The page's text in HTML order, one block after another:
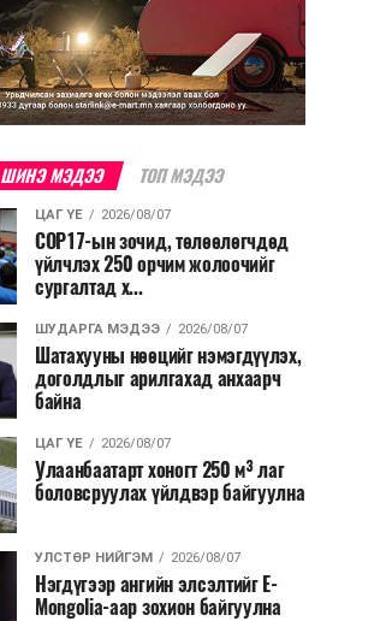
ШИНЭ МЭДЭЭ ТОП МЭДЭЭ
ЦАГ ҮЕ 2026/08/07
COP17-ын зочид, төлөөлөгчдөд
үйлчлэх 250 орчим жолоочийг
сургалтад х...
ШУДАРГА МЭДЭЭ 2026/08/07
Шатахууны нөөцийг нэмэгдүүлэх,
доголдлыг арилгахад анхаарч
байна
ЦАГ ҮЕ 2026/08/07
Улаанбаатарт хоногт 250 м³ лаг
боловсруулах үйлдвэр байгуулна
УЛСТӨР НИЙГЭМ 2026/08/07
Нэгдүгээр ангийн элсэлтийг E-
Mongolia-аар зохион байгуулна